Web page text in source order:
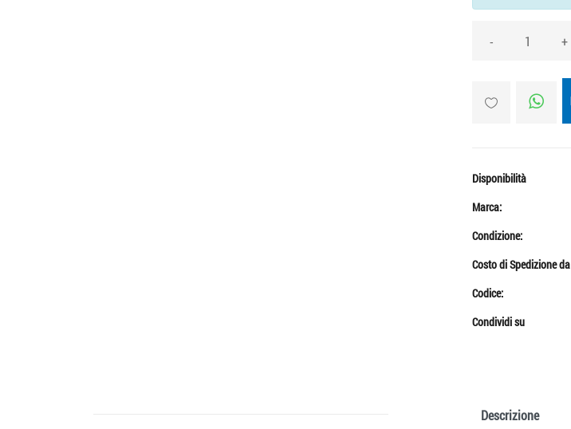
- +
Disponibilità
Marca:
Condizione:
Costo di Spedizione da
Codice:
Condividi su
Descrizione